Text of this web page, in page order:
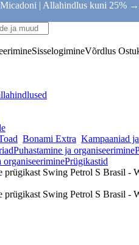
| Allahindlus kuni 25% →
SisselogimineVõrdlus
Bonami Extra Kampaaniad
Puhastamine ja organiseerimine
organiseeriminePrügikastid